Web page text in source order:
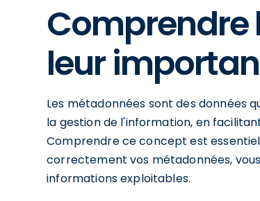
Comprendre
leur
Les métadonnées sont des données
la gestion de l'information, en
Comprendre ce concept est
correctement vos métadonnées,
informations exploitables.